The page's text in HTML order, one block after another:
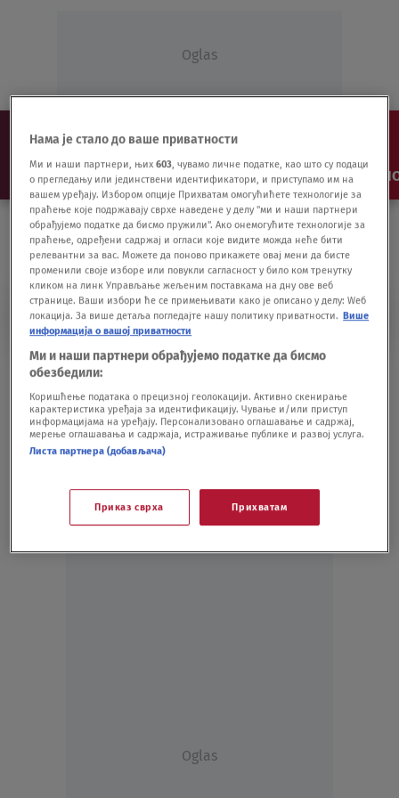
Oglas
NAJNOVIJE VESTI SHOW SPORT VIDEO
SVETSILAV PEŠIĆ
nastavku Evrolige
KOŠARKA 01.05.20.
Oglas
Нама је стало до ваше приватности
Ми и наши партнери, њих603, чувамо личне податке, као што су подаци
о прегледању или јединствени идентификатори, и приступамо им на
вашем уређају. Избором опције Прихватам омогућићете технологије за
праћење које подржавају сврхе наведене у делу "ми и наши партнери
обрађујемо податке да бисмо пружили". Ако онемогућите технологије за
праћење, одређени садржај и огласи које видите можда неће бити
релевантни за вас. Можете да поново прикажете овај мени да бисте
променили своје изборе или повукли сагласност у било ком тренутку
кликом на линк Управљање жељеним поставкама на дну ове веб
странице. Ваши избори ће се примењивати како је описано у делу: Wеб
локација. За више детаља погледајте нашу политику приватности. Више
информација о вашој приватности
Ми и наши партнери обрађујемо податке да бисмо
обезбедили:
Коришћење података о прецизној геолокацији. Активно скенирање
карактеристика уређаја за идентификацију. Чување и/или приступ
информацијама на уређају. Персонализовано оглашавање и садржај,
мерење оглашавања и садржаја, истраживање публике и развој услуга.
Листа партнера (добављача)
Приказ сврха Прихватам